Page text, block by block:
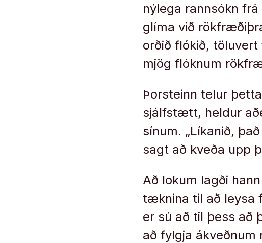
nýlega rannsókn
glíma við
orðið flókið, töluvert
mjög flóknum
Þorsteinn telur
sjálfstætt, heldur
sínum. „Líkanið,
sagt að kveða upp
Að lokum lagði
tæknina til að leysa
er sú að til þess að
að fylgja ákveðnum